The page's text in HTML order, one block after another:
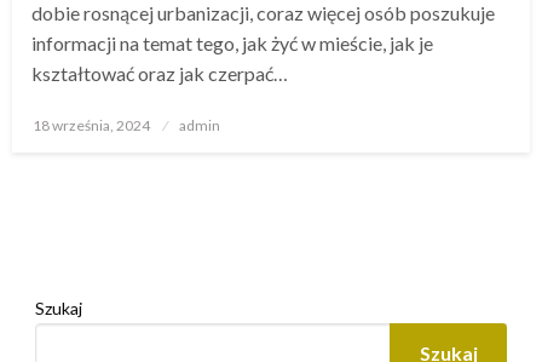
dobie rosnącej urbanizacji, coraz więcej osób poszukuje
informacji na temat tego, jak żyć w mieście, jak je
kształtować oraz jak czerpać…
Opublikowane
18 września, 2024 admin
Szukaj
Szukaj